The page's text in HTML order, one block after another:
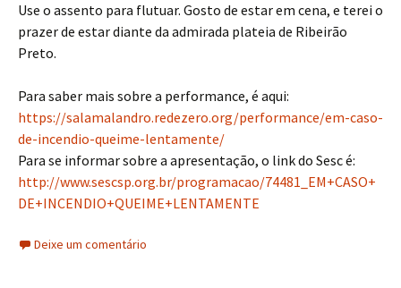
Use o assento para flutuar. Gosto de estar em cena, e terei o
prazer de estar diante da admirada plateia de Ribeirão
Preto.
Para saber mais sobre a performance, é aqui:
https://salamalandro.redezero.org/performance/em-caso-
de-incendio-queime-lentamente/
Para se informar sobre a apresentação, o link do Sesc é:
http://www.sescsp.org.br/programacao/74481_EM+CASO+
DE+INCENDIO+QUEIME+LENTAMENTE
Deixe um comentário